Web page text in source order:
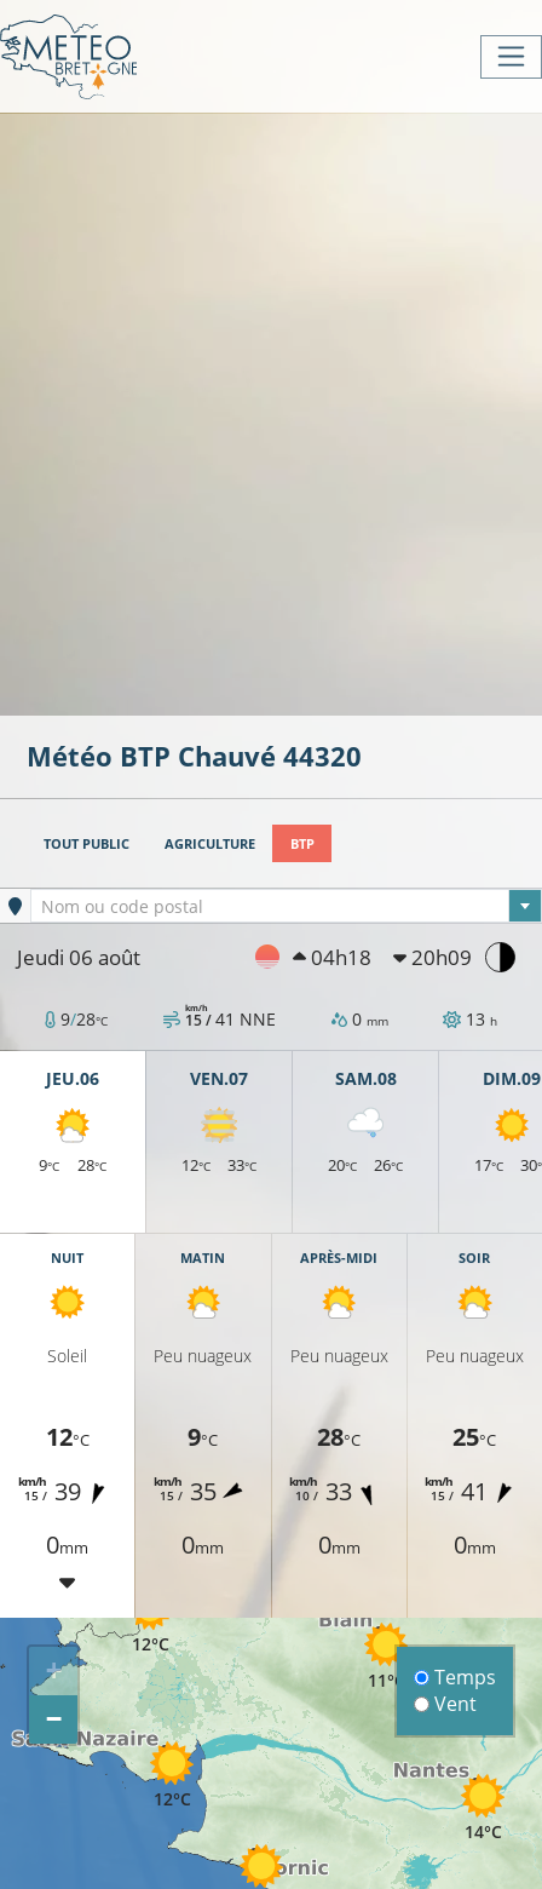
Météo BTP Chauvé 44320
TOUT PUBLIC AGRICULTURE BTP
Ville sélectionnée
Nom ou code postal
Jeudi 06 août 04h18 20h09
9/28°C 15 /
km/h 41 NNE 0 mm 13 h
JEU.06
9°C 28°C
VEN.07
12°C 33°C
SAM.08
20°C 26°C
DIM.09
17°C 30
NUIT
Soleil
12°C
15 /
km/h 39
0mm
MATIN
Peu nuageux
9°C
15 /
km/h 35
0mm
APRÈS-MIDI
Peu nuageux
28°C
10 /
km/h 33
0mm
SOIR
Peu nuageux
25°C
15 /
km/h 41
0mm
12°C
11°C
11°C
9°C
11°C
14°C
12°C
+
−
Temps
Vent